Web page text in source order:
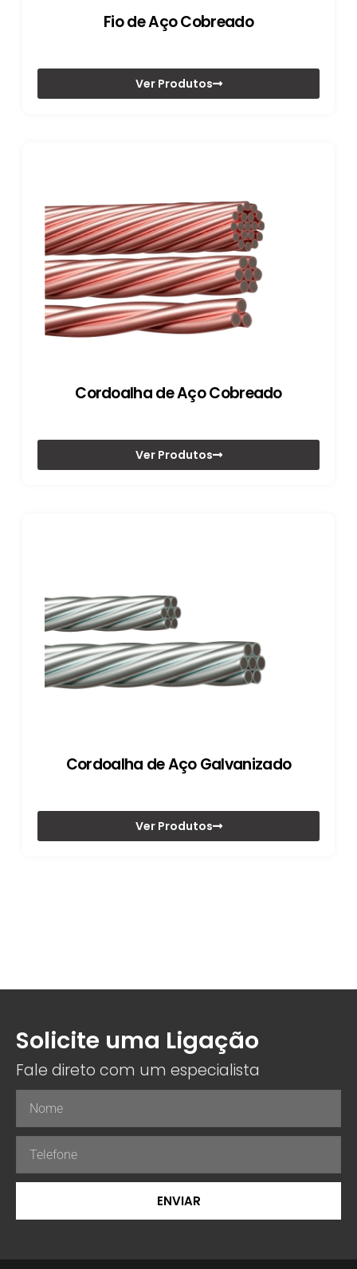
Fio de Aço Cobreado
Ver Produtos
Cordoalha de Aço Cobreado
Ver Produtos
Cordoalha de Aço Galvanizado
Ver Produtos
Solicite uma Ligação
Fale direto com um especialista
ENVIAR